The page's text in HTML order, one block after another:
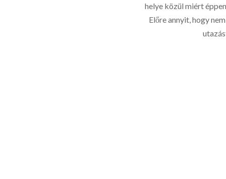
helye közül miért
Előre annyit, hogy